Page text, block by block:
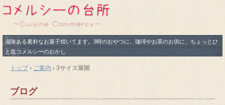
滋味ある素朴なお菓子焼いてます。3時のおやつに、珈琲やお茶のお供に、ちょっとひ
と息コメルシーのおかし
トップ› ご案内 › 3サイズ展開
ブログ